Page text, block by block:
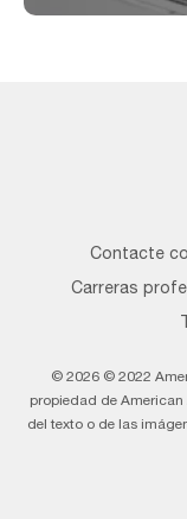
Contacte
Carreras
© 2026 © 2022
propiedad de American
del texto o de las